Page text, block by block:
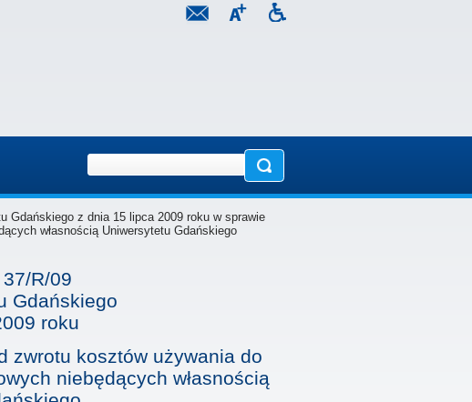
Gdańskiego z dnia 15 lipca 2009 roku w sprawie
własnością Uniwersytetu Gdańskiego
R/09
Gdańskiego
roku
zwrotu kosztów używania do
niebędących własnością